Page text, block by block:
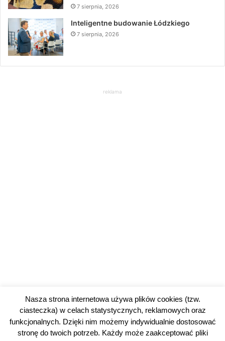
7 sierpnia, 2026
Inteligentne budowanie Łódzkiego
7 sierpnia, 2026
reklama
Nasza strona internetowa używa plików cookies (tzw.
ciasteczka) w celach statystycznych, reklamowych oraz
funkcjonalnych. Dzięki nim możemy indywidualnie dostosować
stronę do twoich potrzeb. Każdy może zaakceptować pliki